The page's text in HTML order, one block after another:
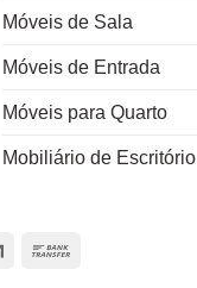
Móveis de Sala
Móveis de Entrada
Móveis para Quarto
Mobiliário de Escritório
Atm